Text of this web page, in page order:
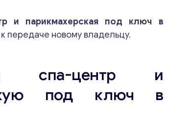
и парикмахерская под ключ в
к передаче новому владельцу.
спа-центр и
под ключ в